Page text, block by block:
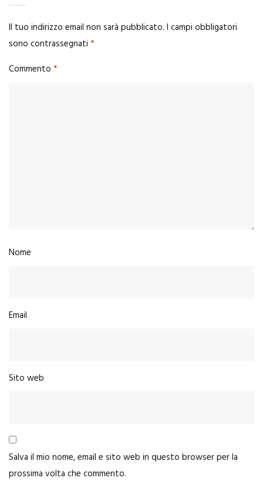
Il tuo indirizzo email non sarà pubblicato. I campi obbligatori
sono contrassegnati *
Commento *
Nome
Email
Sito web
Salva il mio nome, email e sito web in questo browser per la
prossima volta che commento.